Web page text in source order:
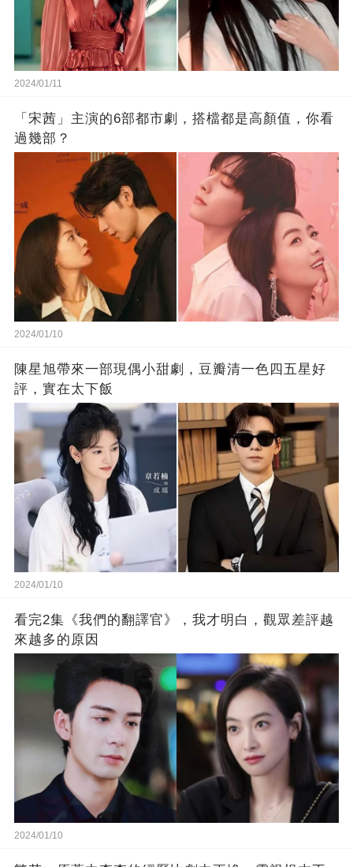
2024/01/11
「宋茜」主演的6部都市劇，搭檔都是高顏值，你看
過幾部？
2024/01/10
陳星旭帶來一部現偶小甜劇，豆瓣清一色四五星好
評，實在太下飯
2024/01/10
看完2集《我們的翻譯官》，我才明白，觀眾差評越
來越多的原因
2024/01/10